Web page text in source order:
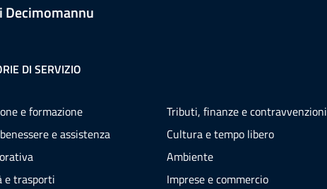
Decimomannu
DI SERVIZIO
e formazione
e assistenza
e trasporti
Tributi, finanze e contravvenzioni
Cultura e tempo libero
Ambiente
Imprese e commercio